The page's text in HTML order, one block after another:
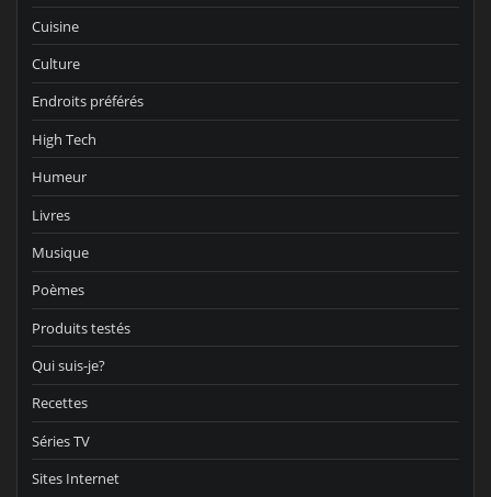
Cuisine
Culture
Endroits préférés
High Tech
Humeur
Livres
Musique
Poèmes
Produits testés
Qui suis-je?
Recettes
Séries TV
Sites Internet